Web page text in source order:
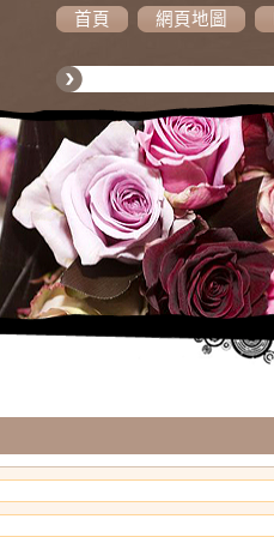
首頁 網頁地圖